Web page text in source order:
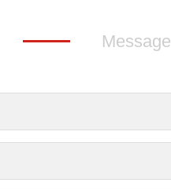
Message